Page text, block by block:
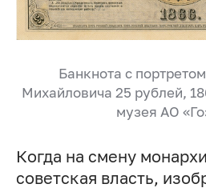
Банкнота с
Михайловича 25 рублей,
музея АО
Когда на смену
советская власть,